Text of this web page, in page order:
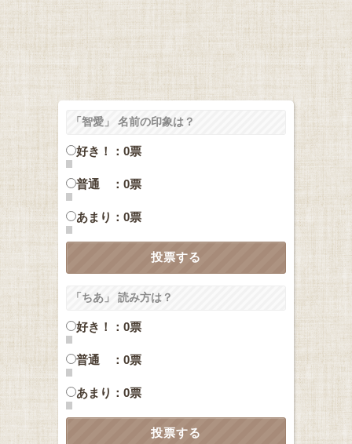
「智愛」 名前の印象は？
好き！：0票
普通 ：0票
あまり：0票
「ちあ」 読み方は？
好き！：0票
普通 ：0票
あまり：0票